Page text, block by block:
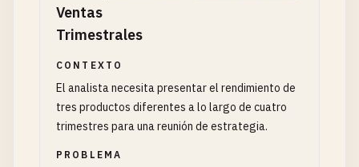
Ventas
Trimestrales
CONTEXTO
El analista necesita presentar el rendimiento de
tres productos diferentes a lo largo de cuatro
trimestres para una reunión de estrategia.
PROBLEMA